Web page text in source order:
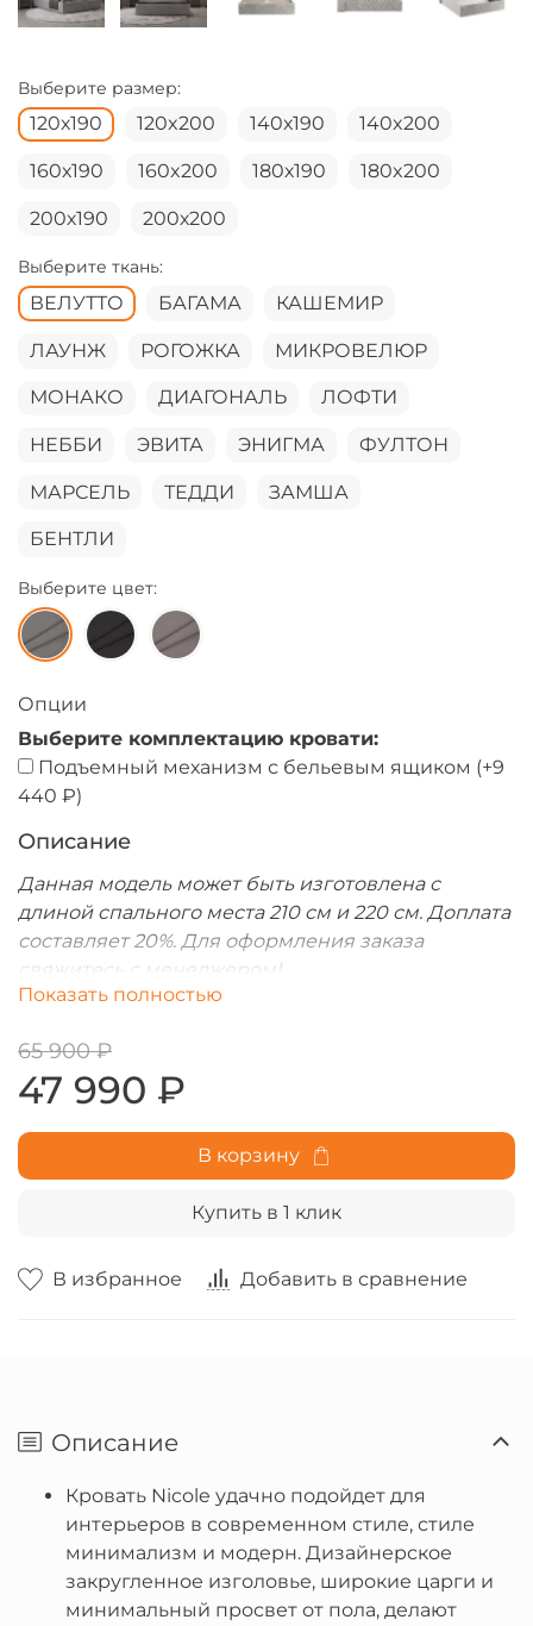
В избранное Добавить в сравнение
Выберите размер:
120х190 120x200 140х190 140x200
160х190 160x200 180х190 180x200
200х190 200х200
Выберите ткань:
ВЕЛУТТО БАГАМА КАШЕМИР
ЛАУНЖ РОГОЖКА МИКРОВЕЛЮР
МОНАКО ДИАГОНАЛЬ ЛОФТИ
НЕББИ ЭВИТА ЭНИГМА ФУЛТОН
МАРСЕЛЬ ТЕДДИ ЗАМША
БЕНТЛИ
Выберите цвет:
Опции
Выберите комплектацию кровати:
Подъемный механизм с бельевым ящиком (+9
440 ₽)
Описание
Данная модель может быть изготовлена с
длиной спального места 210 см и 220 см. Доплата
составляет 20%. Для оформления заказа
свяжитесь с менеджером!
Показать полностью
65 900 ₽
47 990 ₽
В корзину
Купить в 1 клик
Описание
Кровать Nicole удачно подойдет для
интерьеров в современном стиле, стиле
минимализм и модерн. Дизайнерское
закругленное изголовье, широкие царги и
минимальный просвет от пола, делают